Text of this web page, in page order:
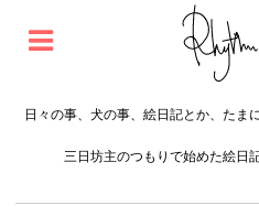
日々の事、犬の事、絵日記とか、たま
三日坊主のつもりで始めた絵日